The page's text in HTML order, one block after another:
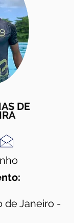
DE
de Janeiro -